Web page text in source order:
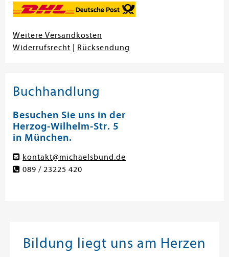
Weitere Versandkosten
Widerrufsrecht
Rücksendung
Buchhandlung
Besuchen Sie uns in der
Herzog-Wilhelm-Str. 5
in München.
kontakt@michaelsbund.de
089 / 23225 420
Bildung liegt uns am Herzen